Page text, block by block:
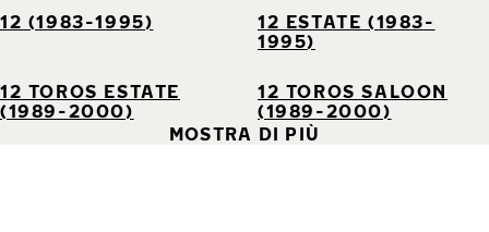
12 (1983-1995)
12 ESTATE (1983-
1995)
12 TOROS ESTATE
(1989-2000)
12 TOROS SALOON
(1989-2000)
MOSTRA DI PIÙ